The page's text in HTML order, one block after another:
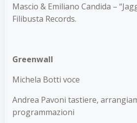
Mascio & Emiliano Candida –
Filibusta Records.
Greenwall
Michela Botti voce
Andrea Pavoni tastiere,
programmazioni